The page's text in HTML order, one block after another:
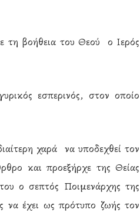
τη βοήθεια του Θεού ο Ιερός
εσπερινός, στον οποίο
χαρά να υποδεχθεί τον
και προεξήρχε της Θείας
ο σεπτός Ποιμενάρχης της
να έχει ως πρότυπο ζωής τον